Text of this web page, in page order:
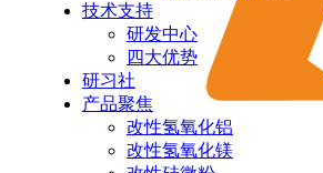
技术支持
研发中心
四大优势
研习社
产品聚焦
改性氢氧化铝
改性氢氧化镁